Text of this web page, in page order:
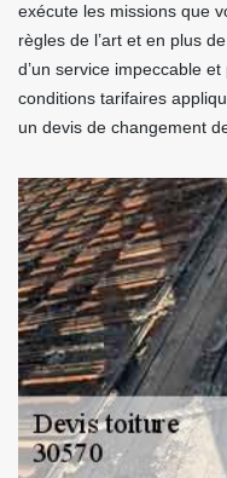
exécute les missions que
règles de l’art et en plus
d’un service impeccable
conditions tarifaires
un devis de changement